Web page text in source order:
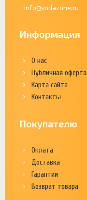
info@vodazone.ru
Информация
О нас
Публичная оферта
Карта сайта
Контакты
Покупателю
Оплата
Доставка
Гарантии
Возврат товара